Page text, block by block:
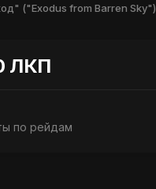
("Exodus from Barren Sky")
ЛКП
по рейдам